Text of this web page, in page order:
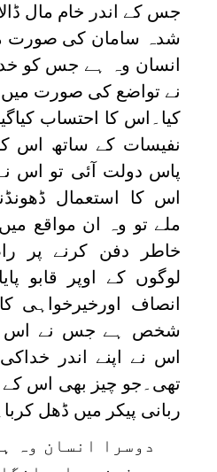
جس کے اندر خام مال ڈالا
شدہ سامان کی صورت
انسان وہ ہے جس کو
نے تواضع کی صورت
کیا۔اس کا احتساب
نفیسات کے ساتھ اس
پاس دولت آئی تو اس
اس کا استعمال
ملے تو وہ ان مواقع
خاطر دفن کرنے پر
لوگوں کے اوپر قابو
انصاف اورخیرخواہی
شخص ہے جس نے اس
اس نے اپنے اندر
تھی۔جو چیز بھی اس کے
ربانی پیکر میں ڈھل
دوسرا انسان وہ